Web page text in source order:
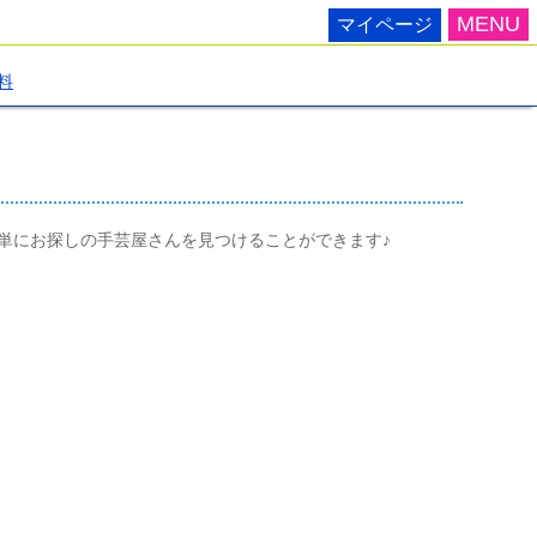
MENU
マイページ
お探しの手芸屋さんを見つけることができます♪